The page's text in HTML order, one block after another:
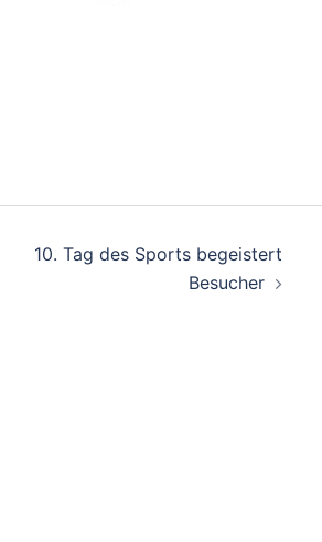
10. Tag des Sports begeistert
Besucher